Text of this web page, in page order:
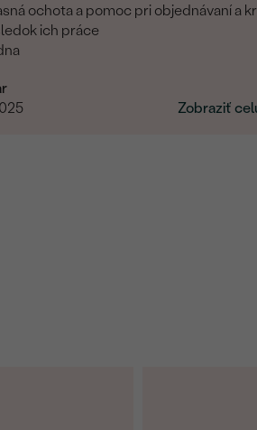
ochota a pomoc pri objednávaní a
ich práce
Zobraziť